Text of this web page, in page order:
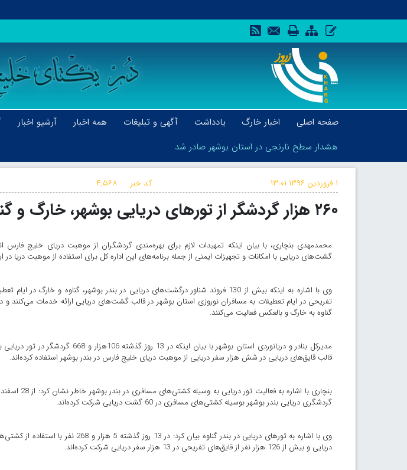
صفحه اصلی اخبار خارگ یادداشت آگهی و تبلیغات همه اخبار آرشیو اخبار
هشدار سطح نارنجی در استان بوشهر صادر شد
هشدار سطح نارنجی در استان بوشهر صادر شد
کد خبر : ۴,۵۶۸ ۱ فروردین ۱۳۹۶ ۱۳:۰۱
۲۶۰ هزار گردشگر از تورهای دریایی بوشهر، خارگ و گناوه استفاده کردند
محمدمهدی بنچاری، با بیان اینکه تمهیدات لازم برای بهره‌مندی گردشگران از موهبت دریای خلیج فارس
گشت‌های دریایی با امکانات و تجهیزات ایمنی از جمله برنامه‌های این اداره کل برای استفاده از موهبت دریا در
وی با اشاره به اینکه بیش از 130 فروند شناور درگشت‌های دریایی در بندر بوشهر، گناوه و
تفریحی در ایام تعطیلات به مسافران نوروزی استان بوشهر در قالب گشت‌های دریایی ارائه خدمات می‌کنند و
گناوه به خارگ و بالعکس فعالیت می‌کنند.
مدیرکل بنادر و دریانوردی استان بوشهر با بیان
قالب قایق‌های دریایی در شش هزار سفر دریایی از موهبت دریای خلیج فارس در بندر بوشهر استفاده کرده‌اند.
گردشگری دریایی بندر بوشهر بوسیله کشتی‌های مسافری در 60 گشت دریایی شرکت کرده‌اند.
دریایی و بیش از 126 هزار نفر از قایق‌های تفریحی در 13 هزار سفر دریایی شرکت کرده‌اند.